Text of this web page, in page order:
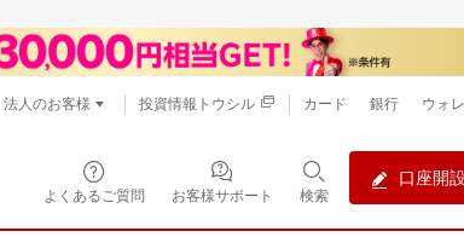
よくあるご質問 お客様サポート 検索
口座開設
法人のお客様 投資情報トウシル カード 銀行 ウォ